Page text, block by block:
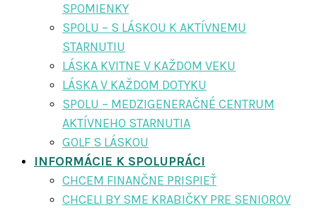
SPOMIENKY
SPOLU – S LÁSKOU K AKTÍVNEMU
STARNUTIU
LÁSKA KVITNE V KAŽDOM VEKU
LÁSKA V KAŽDOM DOTYKU
SPOLU – MEDZIGENERAČNÉ CENTRUM
AKTÍVNEHO STARNUTIA
GOLF S LÁSKOU
INFORMÁCIE K SPOLUPRÁCI
CHCEM FINANČNE PRISPIEŤ
CHCELI BY SME KRABIČKY PRE SENIOROV